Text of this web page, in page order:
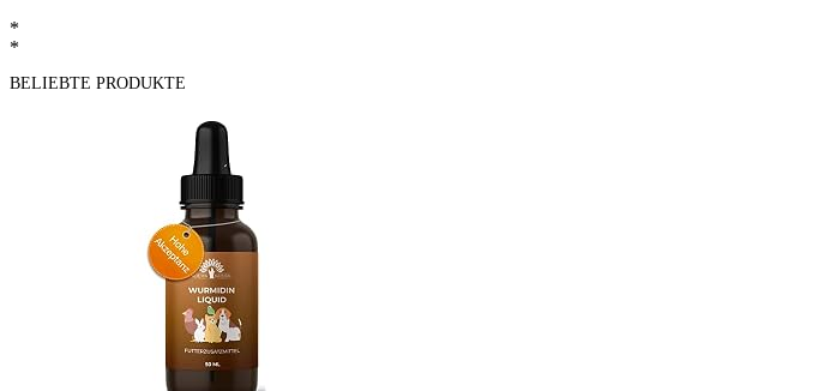
*
*
BELIEBTE PRODUKTE